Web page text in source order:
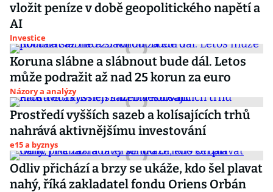
vložit peníze v době geopolitického napětí a
AI
Investice
Koruna slábne a slábnout bude dál. Letos
může podražit až nad 25 korun za euro
Názory a analýzy
Prostředí vyšších sazeb a kolísajících trhů
nahrává aktivnějšímu investování
e15 a byznys
Odliv přichází a brzy se ukáže, kdo šel plavat
nahý, říká zakladatel fondu Oriens Orbán